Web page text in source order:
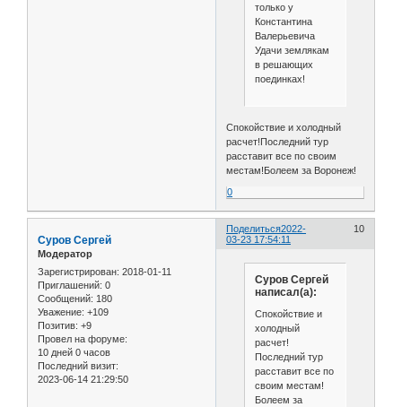
только у
Константина
Валерьевича
Удачи землякам
в решающих
поединках!
Спокойствие и холодный
расчет!Последний тур
расставит все по своим
местам!Болеем за Воронеж!
0
Поделиться 10
2022-
03-23 17:54:11
Cуров Сергей
Модератор
Зарегистрирован: 2018-01-11
Приглашений: 0
Сообщений: 180
Уважение: +109
Позитив: +9
Провел на форуме:
10 дней 0 часов
Последний визит:
2023-06-14 21:29:50
Cуров Сергей
написал(а):
Спокойствие и
холодный
расчет!
Последний тур
расставит все по
своим местам!
Болеем за